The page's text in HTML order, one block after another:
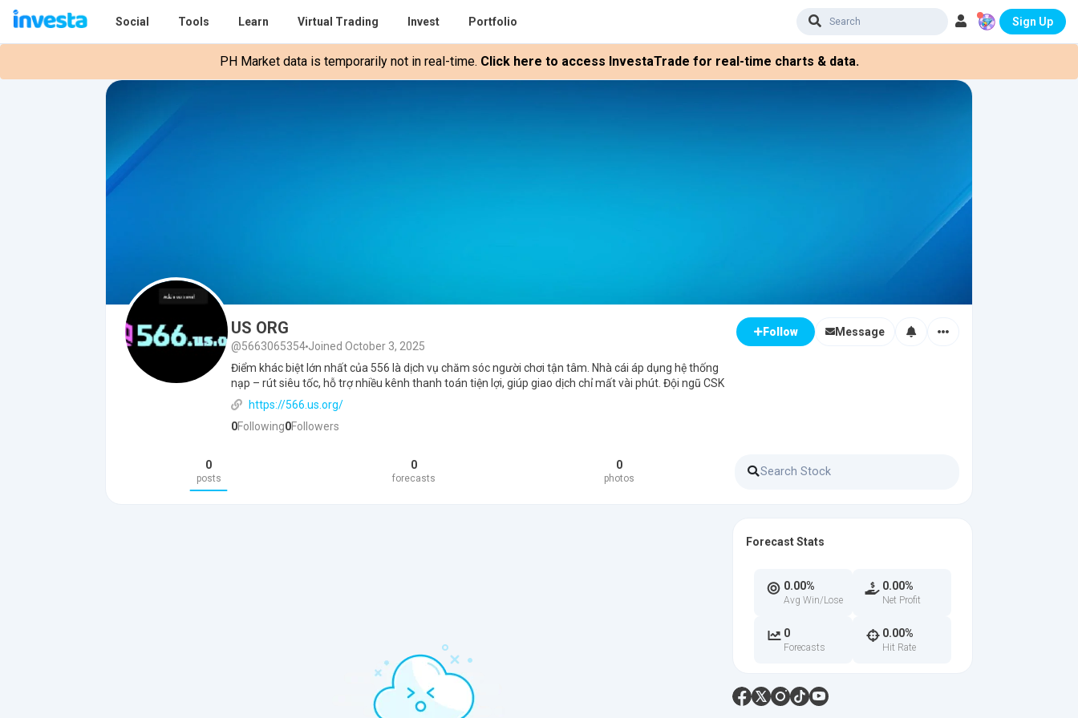
Social Tools Learn Virtual Trading Invest Portfolio Sign Up
PH Market data is temporarily not in real-time. Click here to access InvestaTrade for real-time charts & data.
US ORG
@5663065354 Joined October 3, 2025
Điểm khác biệt lớn nhất của 556 là dịch vụ chăm sóc người chơi tận tâm. Nhà cái áp dụng hệ thống
nạp – rút siêu tốc, hỗ trợ nhiều kênh thanh toán tiện lợi, giúp giao dịch chỉ mất vài phút. Đội ngũ CSK
https://566.us.org/
0Following0Followers
Follow Message
0
posts
0
forecasts
0
photos
Forecast Stats
0.00%
Avg Win/Lose
0.00%
Net Profit
0
Forecasts
0.00%
Hit Rate